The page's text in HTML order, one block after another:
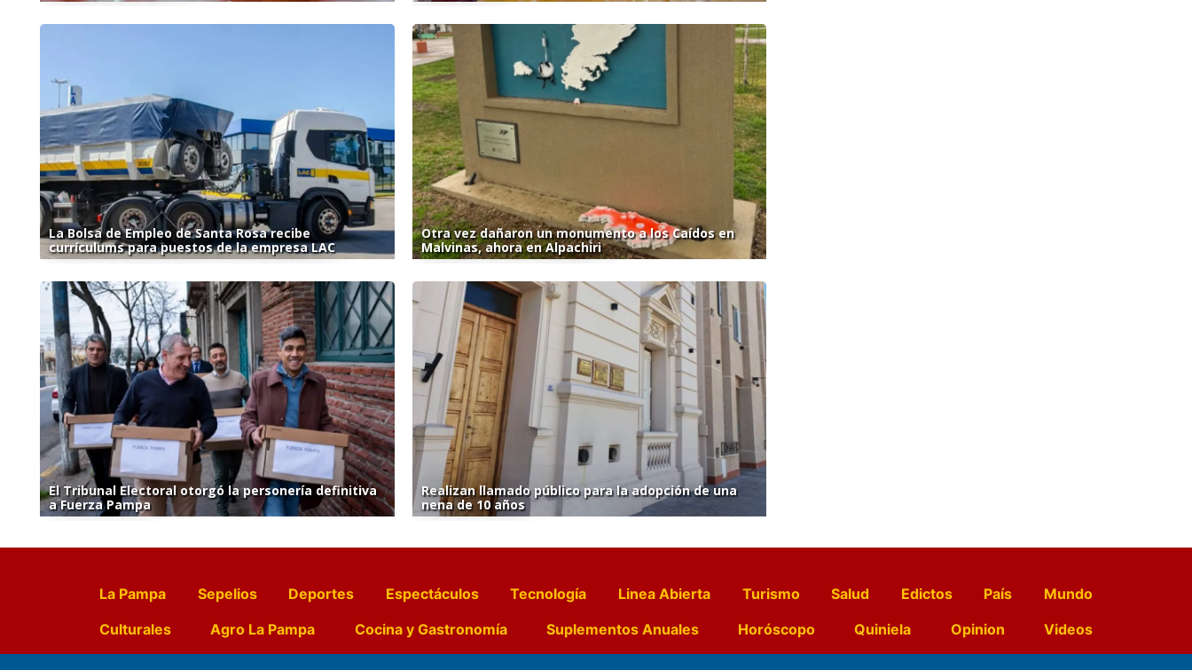
La Bolsa de Empleo de Santa Rosa recibe
currículums para puestos de la empresa LAC
Otra vez dañaron un monumento a los Caídos en
Malvinas, ahora en Alpachiri
El Tribunal Electoral otorgó la personería definitiva
a Fuerza Pampa
Realizan llamado público para la adopción de una
nena de 10 años
La Pampa Sepelios Deportes Espectáculos Tecnología Linea Abierta Turismo Salud Edictos País
Mundo
Culturales
Agro La Pampa Cocina y Gastronomía Suplementos Anuales Horóscopo Quiniela Opinion
Videos